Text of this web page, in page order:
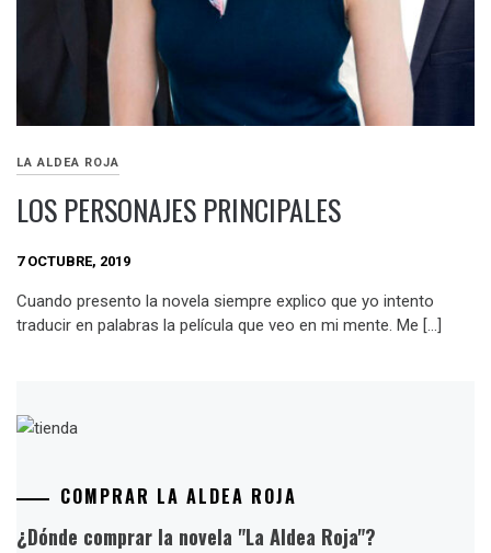
LA ALDEA ROJA
LOS PERSONAJES PRINCIPALES
7 OCTUBRE, 2019
Cuando presento la novela siempre explico que yo intento
traducir en palabras la película que veo en mi mente. Me […]
COMPRAR LA ALDEA ROJA
¿Dónde comprar la novela "La Aldea Roja"?